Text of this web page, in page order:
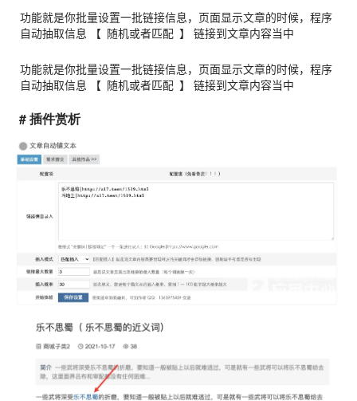
功能就是你批量设置一批链接信息，页面显示文章的时候，程序
自动抽取信息 【 随机或者匹配 】 链接到文章内容当中
功能就是你批量设置一批链接信息，页面显示文章的时候，程序
自动抽取信息 【 随机或者匹配 】 链接到文章内容当中
# 插件赏析